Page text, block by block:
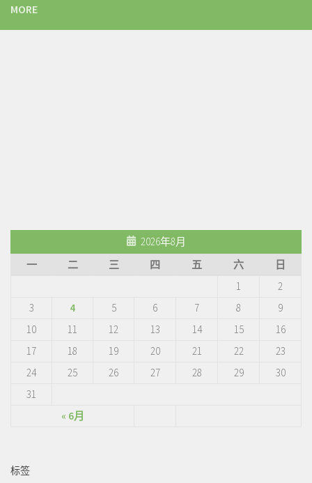
MORE
2026年8月
一
二 三 四 五 六 日
« 6月
1
2
3
4 5 6 7 8
9
10
11 12 13 14 15
16
17
18 19 20 21 22
23
24
25 26 27 28 29
30
31
标签